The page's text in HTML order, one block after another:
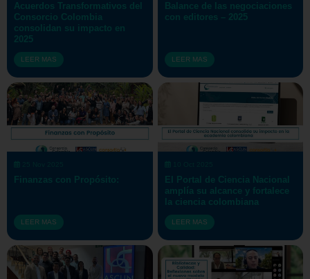
Acuerdos Transformativos del
Consorcio Colombia
consolidan su impacto en
2025
LEER MAS
Balance de las negociaciones
con editores – 2025
LEER MAS
Finanzas con Propósito:
LEER MAS
El Portal de Ciencia Nacional
amplía su alcance y fortalece
la ciencia colombiana
LEER MAS